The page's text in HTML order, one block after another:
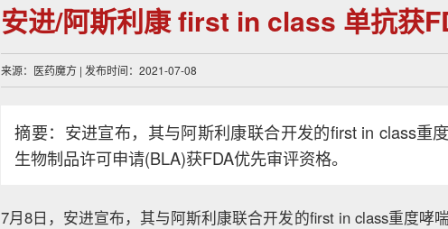
安进/阿斯利康 first in class 单抗获
来源：医药魔方 | 发布时间：2021-07-08
摘要：安进宣布，其与阿斯利康联合开发的first in class重
生物制品许可申请(BLA)获FDA优先审评资格。
7月8日，安进宣布，其与阿斯利康联合开发的first in class重度哮